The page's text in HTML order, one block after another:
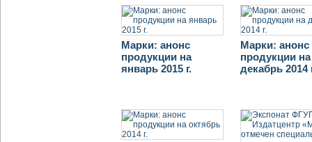
Марки: анонс
продукции на
январь 2015 г.
Марки: анонс
продукции на
декабрь 2014